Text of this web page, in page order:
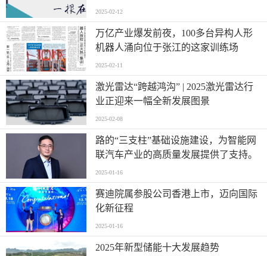
2025-02-12
万亿产业爆发前夜，100多台异构人形
机器人涌向位于张江的这家训练场
2025-02-11
激光雷达“跨越鸿沟” | 2025激光雷达行
业正迎来一幅全新发展图景
2025-02-08
路的“三支柱”基础设施建设，为智能网
联汽车产业的高质量发展提供了支持。
2025-01-16
赛迪院属参股公司香港上市，迈向国际
化新征程
2025-01-16
2025年新型储能十大发展趋势